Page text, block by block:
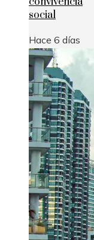
social
Hace 6 días